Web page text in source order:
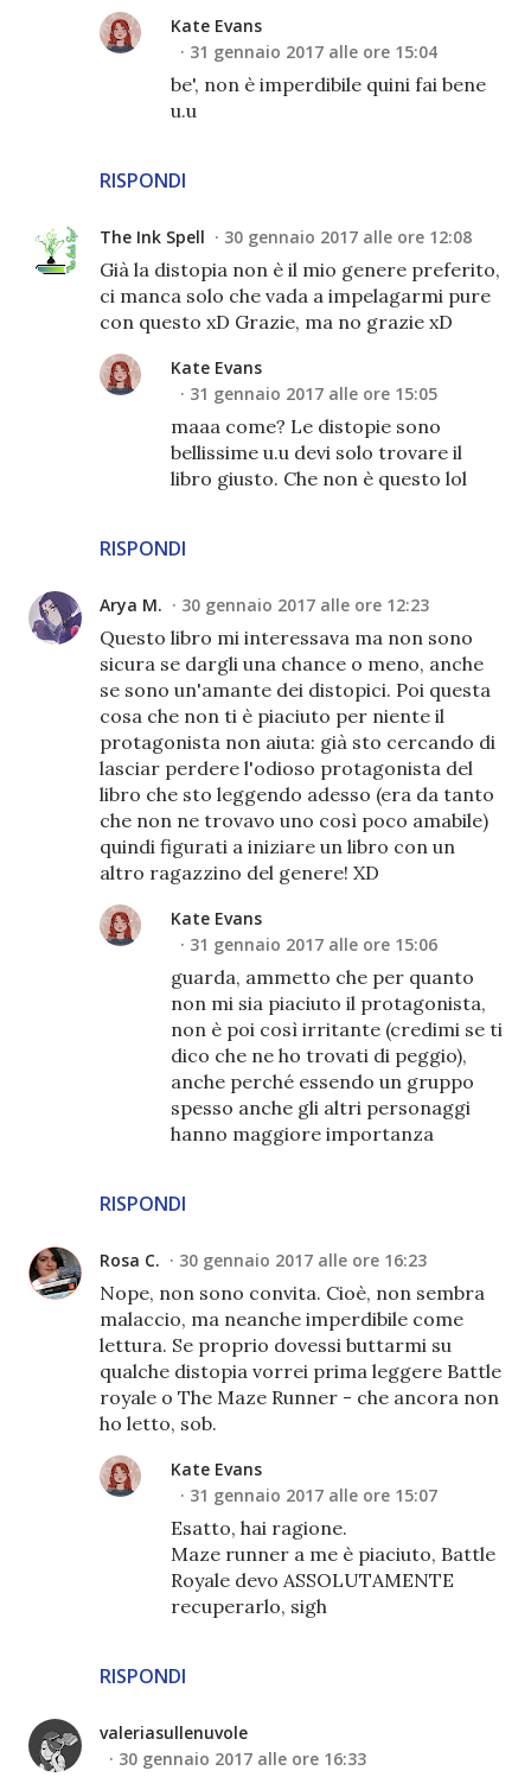
RISPONDI
Kate Evans
31 gennaio 2017 alle ore 15:04
be', non è imperdibile quini fai bene
u.u
The Ink Spell 30 gennaio 2017 alle ore 12:08
Già la distopia non è il mio genere preferito,
ci manca solo che vada a impelagarmi pure
con questo xD Grazie, ma no grazie xD
RISPONDI
Kate Evans
31 gennaio 2017 alle ore 15:05
maaa come? Le distopie sono
bellissime u.u devi solo trovare il
libro giusto. Che non è questo lol
Arya M. 30 gennaio 2017 alle ore 12:23
Questo libro mi interessava ma non sono
sicura se dargli una chance o meno, anche
se sono un'amante dei distopici. Poi questa
cosa che non ti è piaciuto per niente il
protagonista non aiuta: già sto cercando di
lasciar perdere l'odioso protagonista del
libro che sto leggendo adesso (era da tanto
che non ne trovavo uno così poco amabile)
quindi figurati a iniziare un libro con un
altro ragazzino del genere! XD
RISPONDI
Kate Evans
31 gennaio 2017 alle ore 15:06
guarda, ammetto che per quanto
non mi sia piaciuto il protagonista,
non è poi così irritante (credimi se ti
dico che ne ho trovati di peggio),
anche perché essendo un gruppo
spesso anche gli altri personaggi
hanno maggiore importanza
Rosa C. 30 gennaio 2017 alle ore 16:23
Nope, non sono convita. Cioè, non sembra
malaccio, ma neanche imperdibile come
lettura. Se proprio dovessi buttarmi su
qualche distopia vorrei prima leggere Battle
royale o The Maze Runner - che ancora non
ho letto, sob.
RISPONDI
Kate Evans
31 gennaio 2017 alle ore 15:07
Esatto, hai ragione.
Maze runner a me è piaciuto, Battle
Royale devo ASSOLUTAMENTE
recuperarlo, sigh
valeriasullenuvole
30 gennaio 2017 alle ore 16:33